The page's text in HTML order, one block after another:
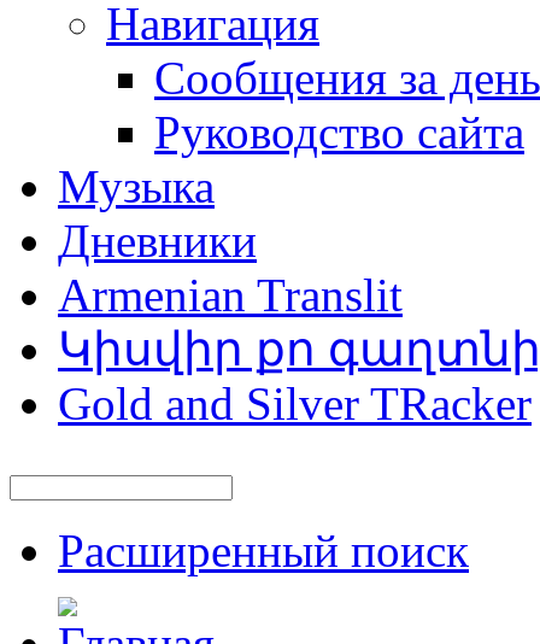
Навигация
Сообщения за день
Руководство сайта
Музыка
Дневники
Armenian Translit
Կիսվիր քո
Gold and Silver TRacker
Расширенный поиск